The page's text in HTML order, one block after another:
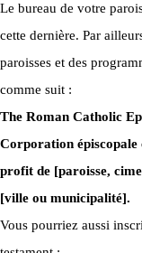
Le bureau de votre
cette dernière. Par
paroisses et des
comme suit :
The Roman Catholic
Corporation
profit de [paroisse,
[ville ou municipalité].
Vous pourriez aussi